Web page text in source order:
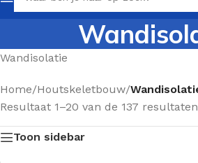
Wandisolatie
Home/Houtskeletbouw/
Resultaat 1–20 van de 137
Toon sidebar